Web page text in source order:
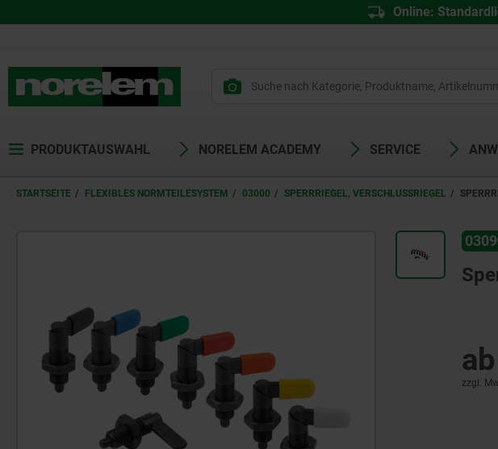
Online:
PRODUKTAUSWAHL NORELEM ACADEMY SERVICE
STARTSEITE FLEXIBLES NORMTEILESYSTEM 03000 SPERRRIEGEL, VERSCHLUSSRIEGEL
ab
zzgl.